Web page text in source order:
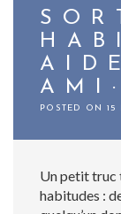
POSTED ON 15
Un petit truc
habitudes :